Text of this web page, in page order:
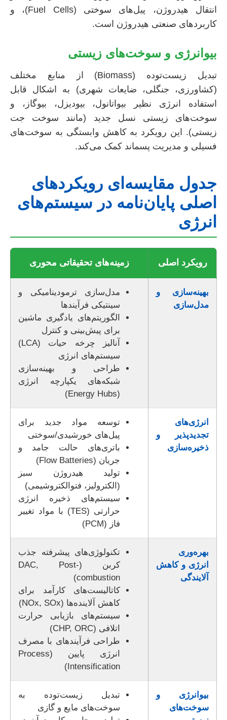
انتقال هیدروژن، پیل‌های سوختی (Fuel Cells)، و
کاربردهای صنعتی هیدروژن است.
بیوانرژی و سوخت‌های زیستی
تبدیل زیست‌توده (Biomass) از منابع مختلف
(کشاورزی، جنگلی، ضایعات شهری) به اشکال قابل
استفاده انرژی نظیر بیواتانول، بیودیزل، بیوگاز، و
سوخت‌های زیستی نسل جدید (مانند سوخت جت
زیستی). این رویکرد به کاهش وابستگی به سوخت‌های
فسیلی و مدیریت پسماند کمک می‌کند.
جدول مقایسه‌ای رویکردهای
اصلی پایان‌نامه در سیستم‌های
انرژی
رویکرد اصلی زمینه‌های تحقیقاتی محوری
بهینه‌سازی و
مدل‌سازی
مدل‌سازی ترمودینامیکی و
سینتیکی فرآیندها
الگوریتم‌های یادگیری ماشین
برای پیش‌بینی و کنترل
آنالیز چرخه حیات (LCA)
سیستم‌های انرژی
طراحی و بهینه‌سازی
شبکه‌های یکپارچه انرژی
(Energy Hubs)
انرژی‌های
تجدیدپذیر و
ذخیره‌سازی
توسعه مواد جدید برای
پیل‌های خورشیدی/سوختی
باتری‌های حالت جامد و
جریان (Flow Batteries)
تولید هیدروژن سبز
(الکترولیز، فتوالکتروشیمی)
سیستم‌های ذخیره انرژی
حرارتی (TES) با مواد تغییر
فاز (PCM)
بهره‌وری
انرژی و کاهش
آلایندگی
تکنولوژی‌های پیشرفته جذب
کربن (DAC, Post-
combustion)
کاتالیست‌های کارآمد برای
کاهش آلاینده‌ها (NOx, SOx)
سیستم‌های بازیابی حرارت
اتلافی (CHP, ORC)
طراحی فرآیندهای با مصرف
انرژی پایین (Process
Intensification)
بیوانرژی و
سوخت‌های
تبدیل زیست‌توده به
سوخت‌های مایع و گازی